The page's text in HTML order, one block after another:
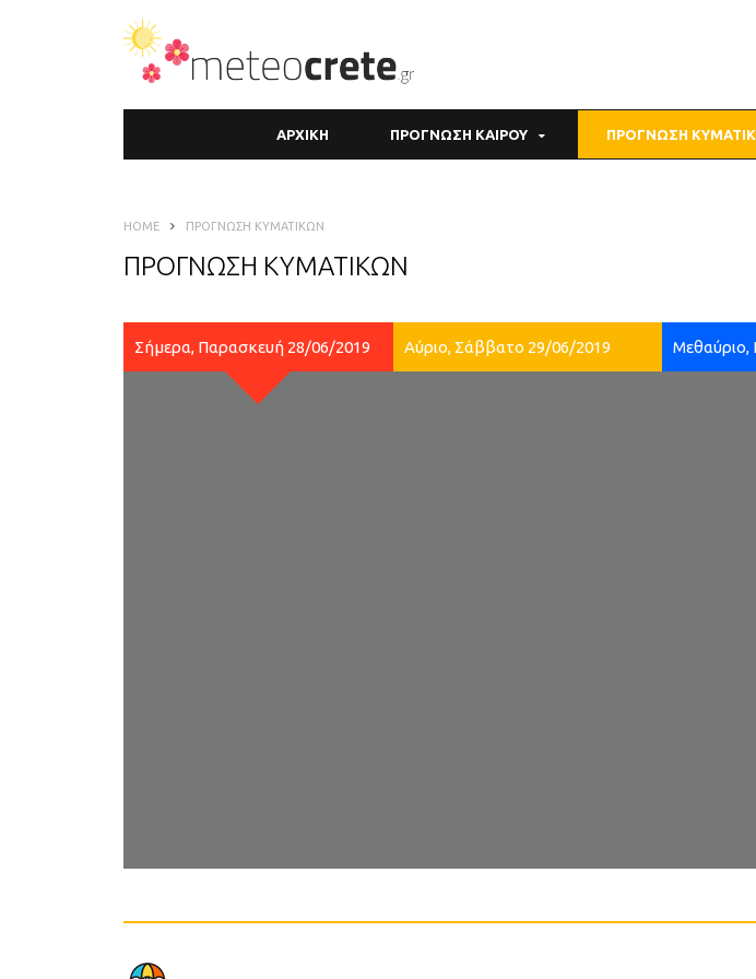
ΑΡΧΙΚΗ ΠΡΟΓΝΩΣΗ ΚΑΙΡΟΥ ΠΡΟΓΝΩΣΗ
HOME ΠΡΟΓΝΩΣΗ ΚΥΜΑΤΙΚΩΝ
ΠΡΟΓΝΩΣΗ ΚΥΜΑΤΙΚΩΝ
Σήμερα, Παρασκευή 28/06/2019 Αύριο, Σάββατο 29/06/2019 Μεθαύριο,